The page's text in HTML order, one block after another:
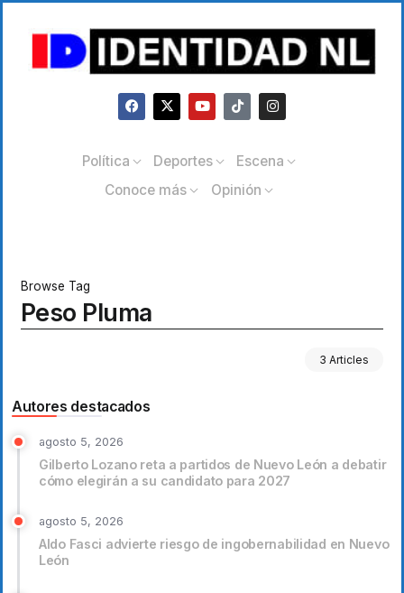
Política Deportes
Escena
Conoce más
Opinión
Browse Tag
Peso Pluma
3 Articles
Autores destacados
agosto 5, 2026
Gilberto Lozano reta a partidos de Nuevo León a debatir
cómo elegirán a su candidato para 2027
agosto 5, 2026
Aldo Fasci advierte riesgo de ingobernabilidad en Nuevo
León